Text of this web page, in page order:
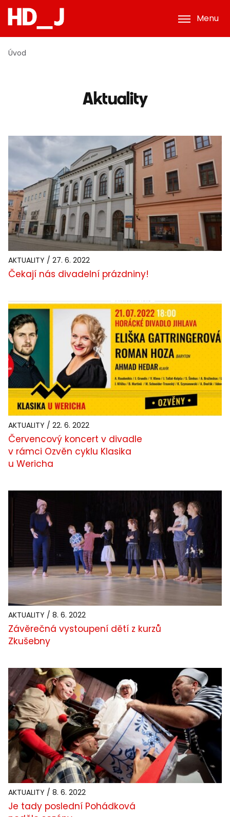
Menu
Úvod
Aktuality
AKTUALITY / 27. 6. 2022
Čekají nás divadelní prázdniny!
AKTUALITY / 22. 6. 2022
Červencový koncert v divadle
v rámci Ozvěn cyklu Klasika
u Wericha
AKTUALITY / 8. 6. 2022
Závěrečná vystoupení dětí z kurzů
Zkušebny
AKTUALITY / 8. 6. 2022
Je tady poslední Pohádková